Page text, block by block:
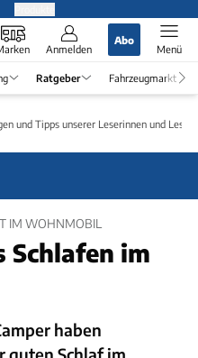
Anmelden
Abo
Menü
Ratgeber Fahrzeugmarkt
und Tipps unserer Leserinnen und Leser
IM WOHNMOBIL
Schlafen im
haben
guten Schlaf im